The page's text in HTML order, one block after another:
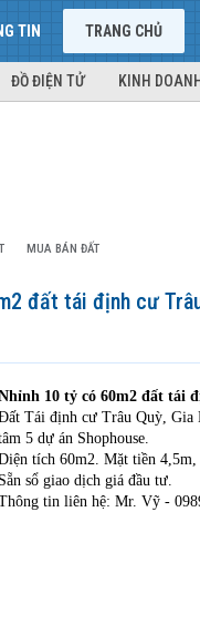
TIN TRANG CHỦ
ĐỒ ĐIỆN TỬ KINH
MUA BÁN ĐẤT
đất tái định cư
10 tỷ có 60m2 đất tái
Tái định cư Trâu Quỳ, Gia
5 dự án Shophouse.
tích 60m2. Mặt tiền
Sẵn sổ giao dịch giá đầu tư.
tin liên hệ: Mr. Vỹ -